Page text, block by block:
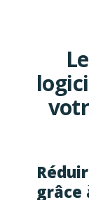
grâce